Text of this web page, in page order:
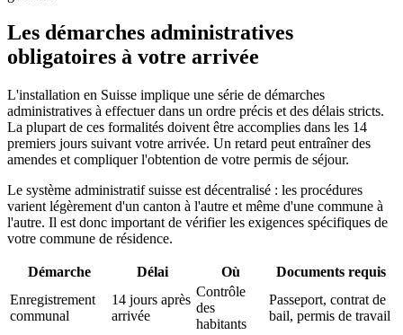
Les démarches administratives
obligatoires à votre arrivée
L'installation en Suisse implique une série de démarches
administratives à effectuer dans un ordre précis et des délais stricts.
La plupart de ces formalités doivent être accomplies dans les 14
premiers jours suivant votre arrivée. Un retard peut entraîner des
amendes et compliquer l'obtention de votre permis de séjour.
Le système administratif suisse est décentralisé : les procédures
varient légèrement d'un canton à l'autre et même d'une commune à
l'autre. Il est donc important de vérifier les exigences spécifiques de
votre commune de résidence.
Démarche Délai Où
Documents requis
Enregistrement
communal
14 jours après
arrivée
Contrôle
des
habitants
Passeport, contrat de
bail, permis de travail